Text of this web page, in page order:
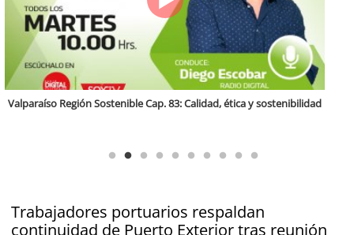
Trabajadores portuarios respaldan
continuidad de Puerto Exterior tras reunión